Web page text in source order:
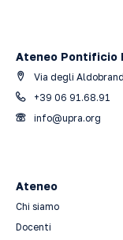
Ateneo Pontificio
Via degli
+39 06 91.68.91
info@upra.org
Ateneo
Chi siamo
Docenti